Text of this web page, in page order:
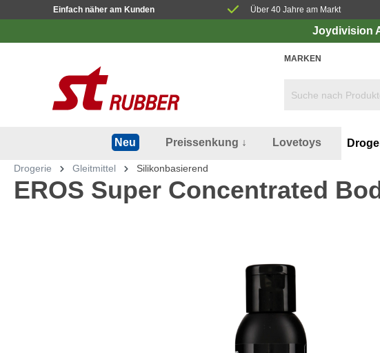
Einfach näher am Kunden Über 40 Jahre am Markt
Joydivision
MARKEN
Neu Preissenkung ↓ Lovetoys
Drogerie Gleitmittel Silikonbasierend
EROS Super Concentrated